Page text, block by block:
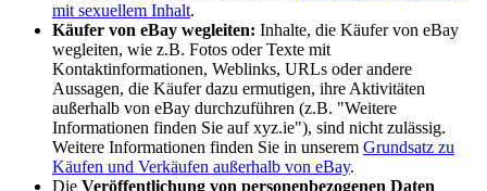
mit sexuellem Inhalt.
Käufer von eBay wegleiten: Inhalte, die Käufer von eBay
wegleiten, wie z.B. Fotos oder Texte mit
Kontaktinformationen, Weblinks, URLs oder andere
Aussagen, die Käufer dazu ermutigen, ihre Aktivitäten
außerhalb von eBay durchzuführen (z.B. "Weitere
Informationen finden Sie auf xyz.ie"), sind nicht zulässig.
Weitere Informationen finden Sie in unserem Grundsatz zu
Käufen und Verkäufen außerhalb von eBay.
Die Veröffentlichung von personenbezogenen Daten